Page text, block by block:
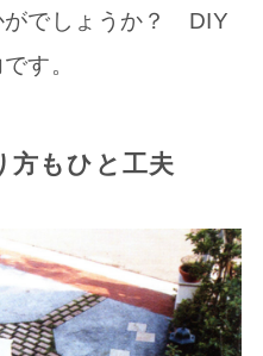
がでしょうか？ DIY
す。
方もひと工夫